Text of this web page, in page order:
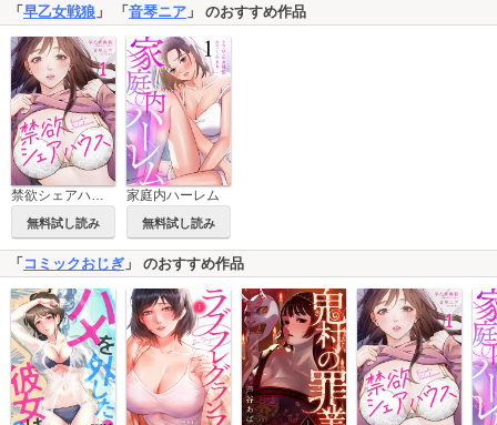
「 早乙女戦狼 」 「 音琴ニア 」 のおすすめ作品
無料試し読み
家庭内ハーレム
無料試し読み
「コミックおじぎ 」 のおすすめ作品